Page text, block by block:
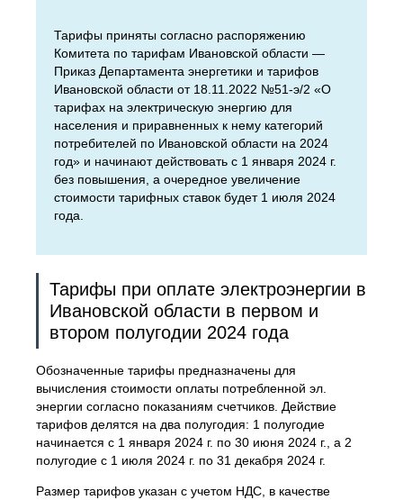
Тарифы приняты согласно распоряжению
Комитета по тарифам Ивановской области —
Приказ Департамента энергетики и тарифов
Ивановской области от 18.11.2022 №51-э/2 «О
тарифах на электрическую энергию для
населения и приравненных к нему категорий
потребителей по Ивановской области на 2024
год» и начинают действовать с 1 января 2024 г.
без повышения, а очередное увеличение
стоимости тарифных ставок будет 1 июля 2024
года.
Тарифы при оплате электроэнергии в
Ивановской области в первом и
втором полугодии 2024 года
Обозначенные тарифы предназначены для
вычисления стоимости оплаты потребленной эл.
энергии согласно показаниям счетчиков. Действие
тарифов делятся на два полугодия: 1 полугодие
начинается с 1 января 2024 г. по 30 июня 2024 г., а 2
полугодие с 1 июля 2024 г. по 31 декабря 2024 г.
Размер тарифов указан с учетом НДС, в качестве